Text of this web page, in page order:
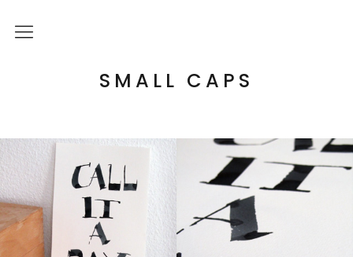
SMALL CAPS
Über mich
Letterpress Workshops
Online Kurs
Blog